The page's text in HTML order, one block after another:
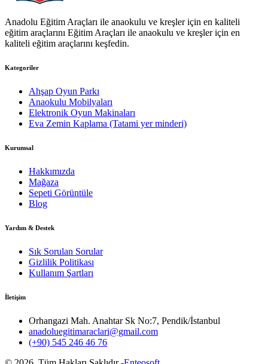
Anadolu Eğitim Araçları ile anaokulu ve kreşler için en kaliteli
eğitim araçlarını Eğitim Araçları ile anaokulu ve kreşler için en
kaliteli eğitim araçlarını keşfedin.
Kategoriler
Ahşap Oyun Parkı
Anaokulu Mobilyaları
Elektronik Oyun Makinaları
Eva Zemin Kaplama (Tatami yer minderi)
Kurumsal
Hakkımızda
Mağaza
Sepeti Görüntüle
Blog
Yardım & Destek
Sık Sorulan Sorular
Gizlilik Politikası
Kullanım Şartları
İletişim
Orhangazi Mah. Anahtar Sk No:7, Pendik/İstanbul
anadoluegitimaraclari@gmail.com
(+90) 545 246 46 76